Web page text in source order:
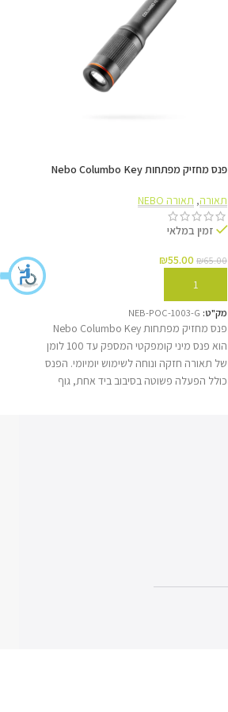
שכחו מהחלפת סוללות. ה-Big Larry PRO+ נטען בקלות דרך חיבור USB-C, מה שמבטיח טעינה מהירה
פנס מחזיק מפתחות Nebo Columbo Key
תאורה, תאורה NEBO
זמין במלאי
₪65.00
₪55.00
הוספה לסל
מק"ט: NEB-POC-1003-G
פנס מחזיק מפתחות Nebo Columbo Key
הוא פנס מיני קומפקטי המספק עד 100 לומן
של תאורה חזקה ונוחה לשימוש יומיומי. הפנס
כולל הפעלה פשוטה בסיבוב ביד אחת, גוף